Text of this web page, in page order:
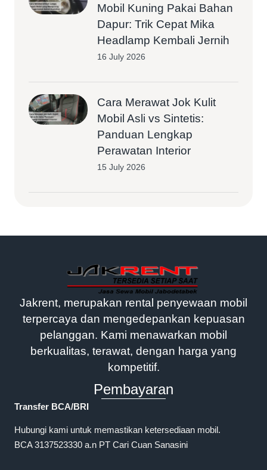
Mobil Kuning Pakai Bahan
Dapur: Trik Cepat Mika
Headlamp Kembali Jernih
16 July 2026
Cara Merawat Jok Kulit
Mobil Asli vs Sintetis:
Panduan Lengkap
Perawatan Interior
15 July 2026
Jakrent, merupakan rental penyewaan mobil
terpercaya dan mengedepankan kepuasan
pelanggan. Kami menawarkan mobil
berkualitas, terawat, dengan harga yang
kompetitif.
Pembayaran
Transfer BCA/BRI
Hubungi kami untuk memastikan ketersediaan mobil.
BCA 3137523330 a.n PT Cari Cuan Sanasini